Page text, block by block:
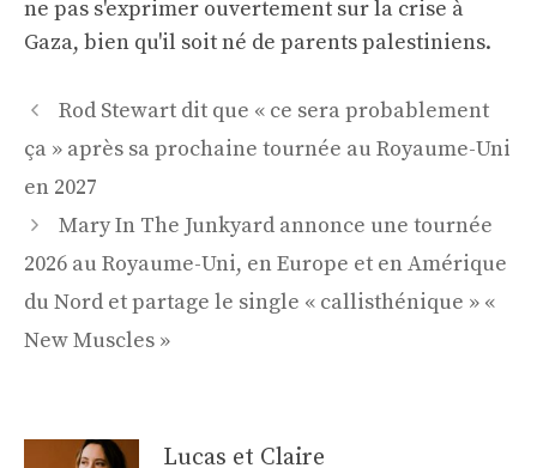
ne pas s'exprimer ouvertement sur la crise à
Gaza, bien qu'il soit né de parents palestiniens.
Navigation
des
Rod Stewart dit que « ce sera probablement
ça » après sa prochaine tournée au Royaume-Uni
en 2027
Mary In The Junkyard annonce une tournée
2026 au Royaume-Uni, en Europe et en Amérique
du Nord et partage le single « callisthénique » «
New Muscles »
Lucas et Claire